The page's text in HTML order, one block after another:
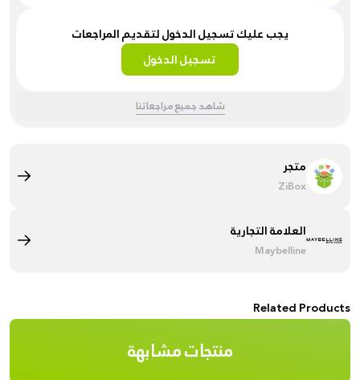
يجب عليك تسجيل الدخول لتقديم المراجعات
تسجيل الدخول
شاهد جميع مراجعاتنا
متجر
ZiBox
العلامة التجارية
Maybelline
Related Products
منتجات مشابهة